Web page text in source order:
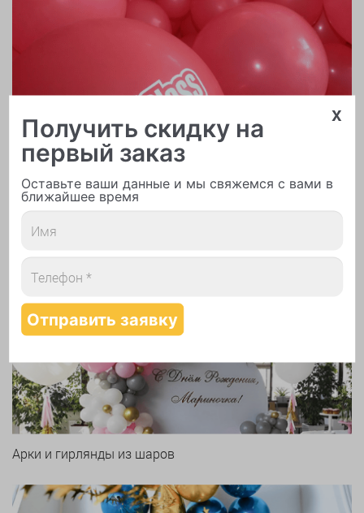
Печать логотипа
Арки и гирлянды из шаров
x
Получить скидку на
первый заказ
Оставьте ваши данные и мы свяжемся с вами в
ближайшее время